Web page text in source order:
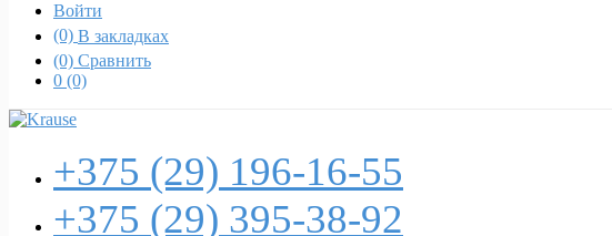
Войти
(0) В закладках
(0) Сравнить
0 (0)
+375 (29) 196-16-55
+375 (29) 395-38-92